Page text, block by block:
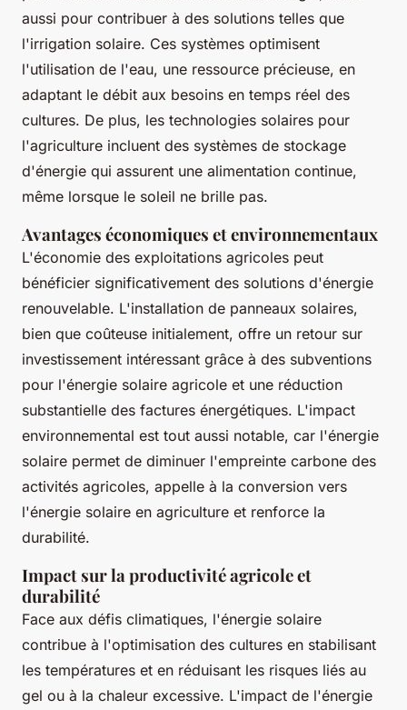
aussi pour contribuer à des solutions telles que
l'irrigation solaire. Ces systèmes optimisent
l'utilisation de l'eau, une ressource précieuse, en
adaptant le débit aux besoins en temps réel des
cultures. De plus, les technologies solaires pour
l'agriculture incluent des systèmes de stockage
d'énergie qui assurent une alimentation continue,
même lorsque le soleil ne brille pas.
Avantages économiques et environnementaux
L'économie des exploitations agricoles peut
bénéficier significativement des solutions d'énergie
renouvelable. L'installation de panneaux solaires,
bien que coûteuse initialement, offre un retour sur
investissement intéressant grâce à des subventions
pour l'énergie solaire agricole et une réduction
substantielle des factures énergétiques. L'impact
environnemental est tout aussi notable, car l'énergie
solaire permet de diminuer l'empreinte carbone des
activités agricoles, appelle à la conversion vers
l'énergie solaire en agriculture et renforce la
durabilité.
Impact sur la productivité agricole et
durabilité
Face aux défis climatiques, l'énergie solaire
contribue à l'optimisation des cultures en stabilisant
les températures et en réduisant les risques liés au
gel ou à la chaleur excessive. L'impact de l'énergie